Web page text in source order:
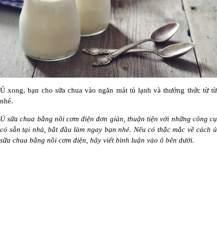
Ủ xong, bạn cho sữa chua vào ngăn mát tủ lạnh và thưởng thức từ từ
nhé.
Ủ sữa chua bằng nồi cơm điện đơn giản, thuận tiện với những công cụ
có sẵn tại nhà, bắt đầu làm ngay bạn nhé. Nếu có thắc mắc về cách ủ
sữa chua bằng nồi cơm điện, hãy viết bình luận vào ô bên dưới.